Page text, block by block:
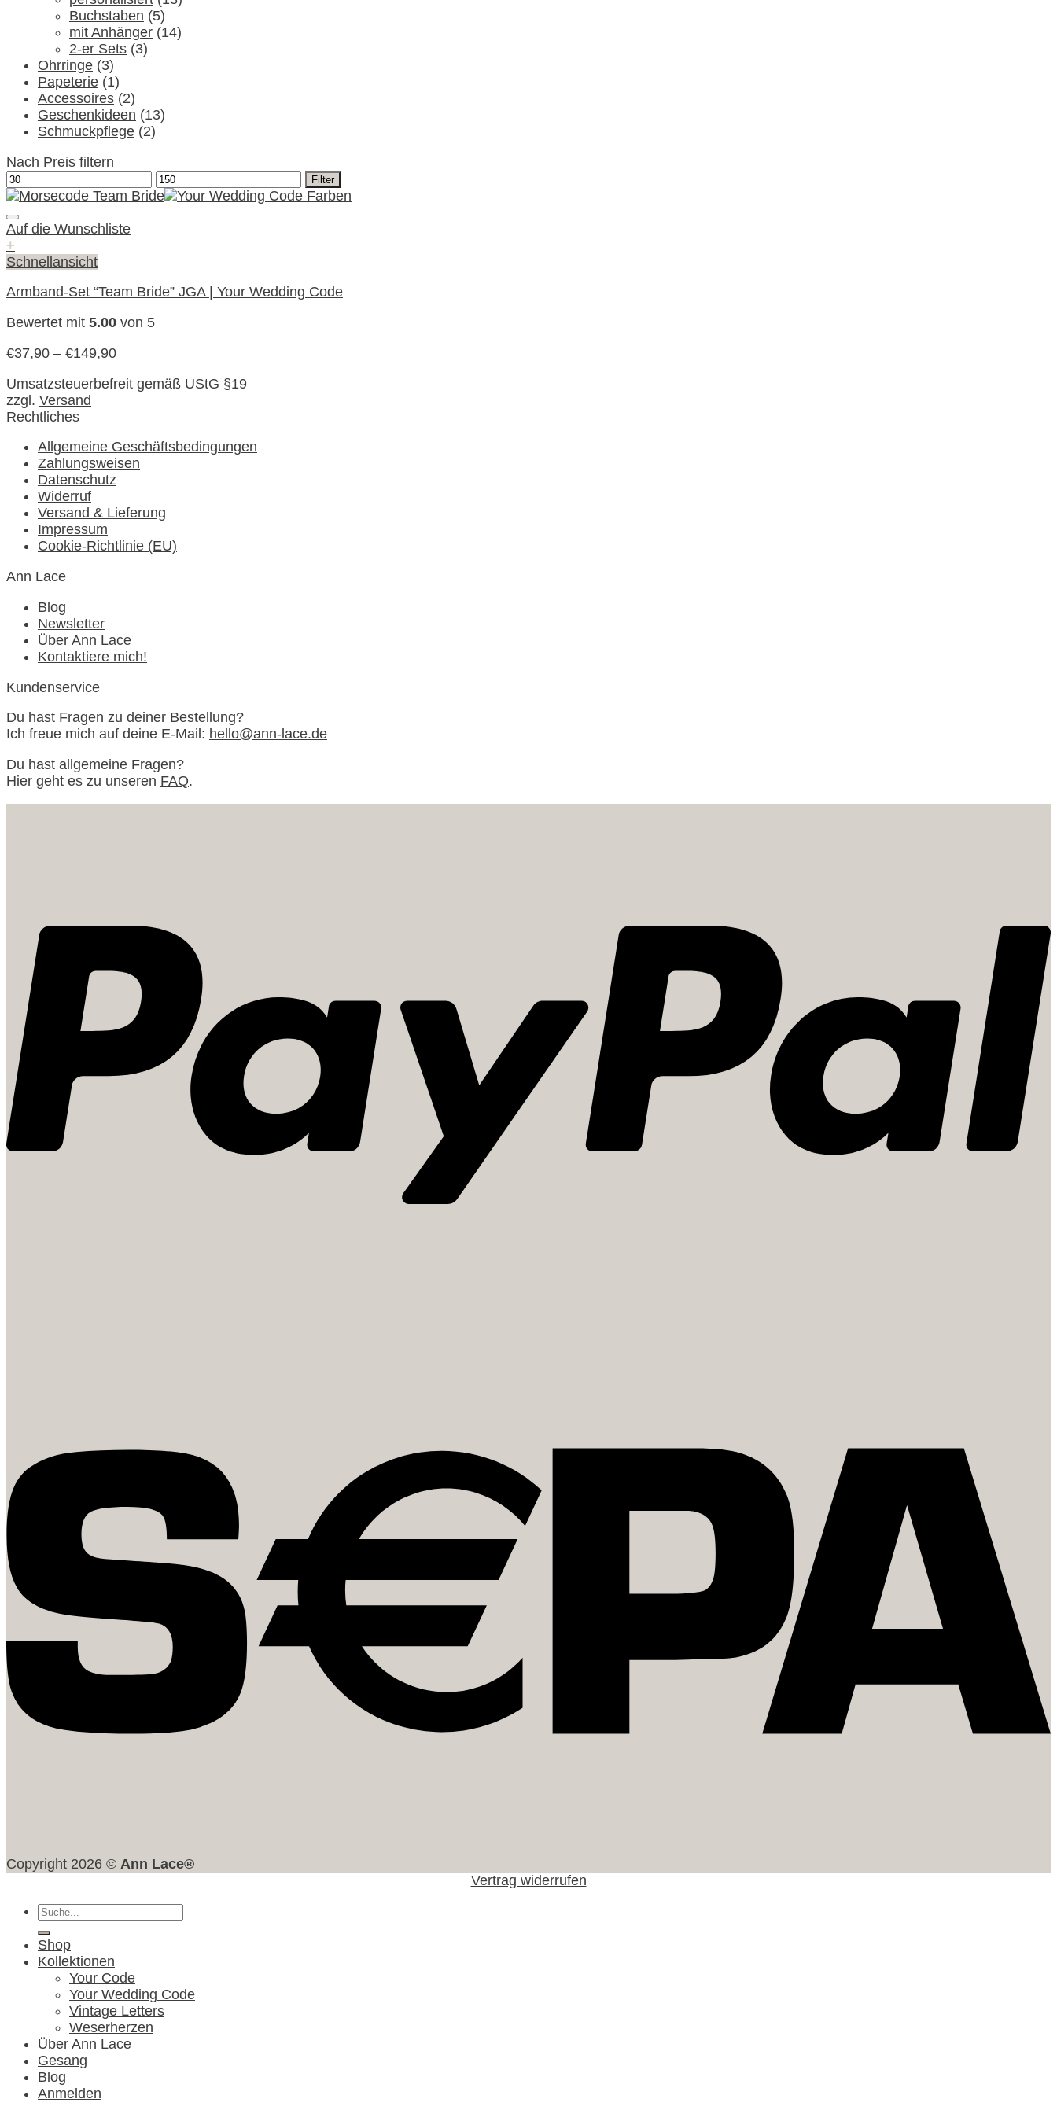
Buchstaben (5)
mit Anhänger (14)
2-er Sets (3)
Ohrringe (3)
Papeterie (1)
Accessoires (2)
Geschenkideen (13)
Schmuckpflege (2)
Nach Preis filtern
Min.
Preis
Max.
Preis
Filter
Auf die Wunschliste
+
Schnellansicht
Armband-Set “Team Bride” JGA | Your Wedding Code
Bewertet mit 5.00 von 5
€37,90 – €149,90
Umsatzsteuerbefreit gemäß UStG §19
zzgl. Versand
Rechtliches
Allgemeine Geschäftsbedingungen
Zahlungsweisen
Datenschutz
Widerruf
Versand & Lieferung
Impressum
Cookie-Richtlinie (EU)
Ann Lace
Blog
Newsletter
Über Ann Lace
Kontaktiere mich!
Kundenservice
Du hast Fragen zu deiner Bestellung?
Ich freue mich auf deine E-Mail: hello@ann-lace.de
Du hast allgemeine Fragen?
Hier geht es zu unseren FAQ.
Copyright 2026 © Ann Lace®
Vertrag widerrufen
Suche
Shop
Kollektionen
Your Code
Your Wedding Code
Vintage Letters
Weserherzen
Über Ann Lace
Gesang
Blog
Anmelden